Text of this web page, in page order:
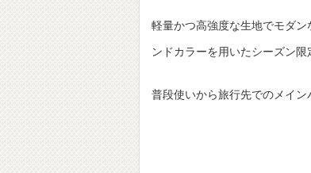
軽量かつ⾼強度な⽣地でモダ
ンドカラーを⽤いたシーズン
普段使いから旅行先でのメイ